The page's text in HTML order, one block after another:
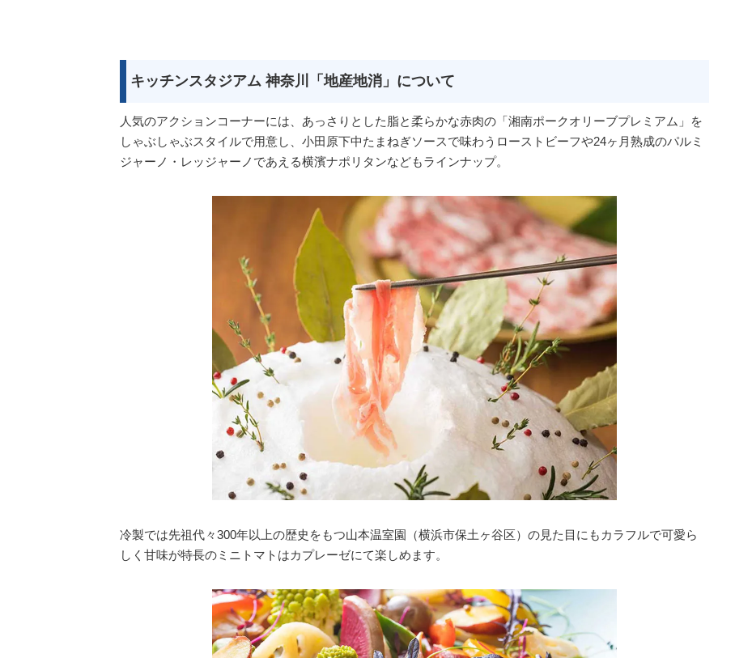
キッチンスタジアム 神奈川「地産地消」について
人気のアクションコーナーには、あっさりとした脂と柔らかな赤肉の「湘南ポークオリーブプレミアム」を
しゃぶしゃぶスタイルで用意し、小田原下中たまねぎソースで味わうローストビーフや24ヶ月熟成のパルミ
ジャーノ・レッジャーノであえる横濱ナポリタンなどもラインナップ。
冷製では先祖代々300年以上の歴史をもつ山本温室園（横浜市保土ヶ谷区）の見た目にもカラフルで可愛ら
しく甘味が特長のミニトマトはカプレーゼにて楽しめます。